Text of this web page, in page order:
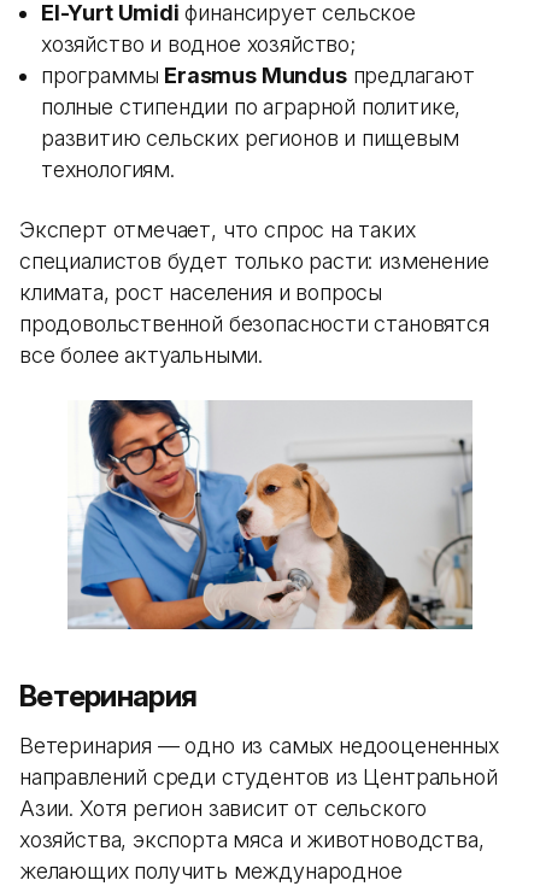
El-Yurt Umidi финансирует сельское
хозяйство и водное хозяйство;
программы Erasmus Mundusпредлагают
полные стипендии по аграрной политике,
развитию сельских регионов и пищевым
технологиям.
Эксперт отмечает, что спрос на таких
специалистов будет только расти: изменение
климата, рост населения и вопросы
продовольственной безопасности становятся
все более актуальными.
Ветеринария
Ветеринария — одно из самых недооцененных
направлений среди студентов из Центральной
Азии. Хотя регион зависит от сельского
хозяйства, экспорта мяса и животноводства,
желающих получить международное